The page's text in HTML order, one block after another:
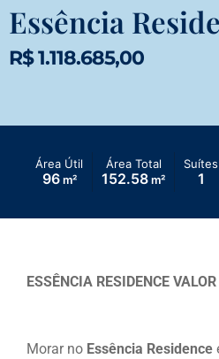
Essência
R$ 1.118.685,00
Área Útil
96m²
Área Total
152.58 m²
Suítes
1
ESSÊNCIA RESIDENCE VALOR
Morar no Essência Residence